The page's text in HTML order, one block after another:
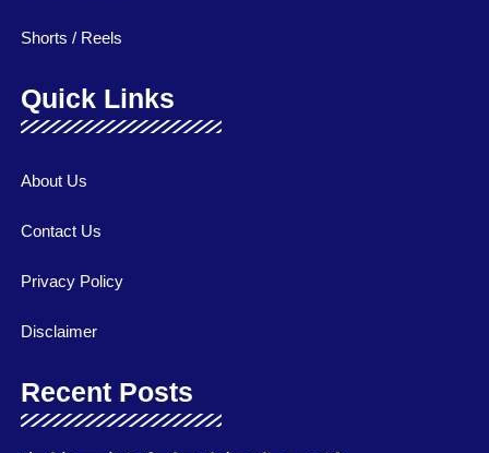
Shorts / Reels
Quick Links
About Us
Contact Us
Privacy Policy
Disclaimer
Recent Posts